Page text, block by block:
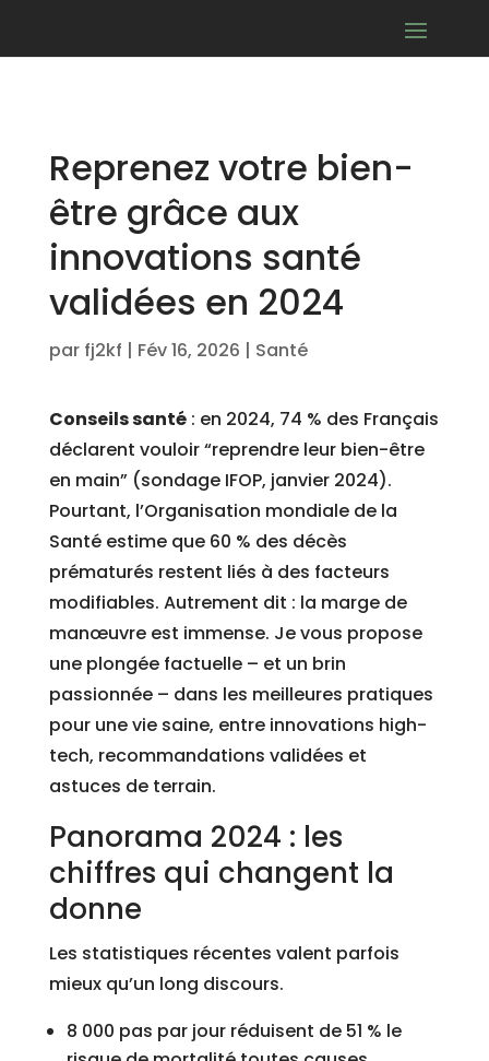
Reprenez votre bien-
être grâce aux
innovations santé
validées en 2024
par fj2kf | Fév 16, 2026 | Santé
Conseils santé: en 2024, 74 % des Français
déclarent vouloir “reprendre leur bien-être
en main” (sondage IFOP, janvier 2024).
Pourtant, l’Organisation mondiale de la
Santé estime que 60 % des décès
prématurés restent liés à des facteurs
modifiables. Autrement dit : la marge de
manœuvre est immense. Je vous propose
une plongée factuelle – et un brin
passionnée – dans les meilleures pratiques
pour une vie saine, entre innovations high-
tech, recommandations validées et
astuces de terrain.
Panorama 2024 : les
chiffres qui changent la
donne
Les statistiques récentes valent parfois
mieux qu’un long discours.
8 000 pas par jour réduisent de 51 % le